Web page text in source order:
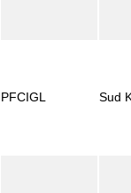
PFCIGL Sud